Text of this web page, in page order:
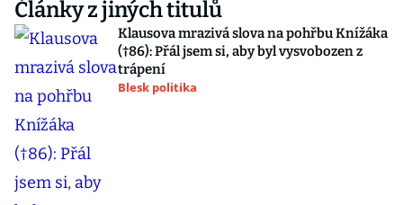
Články z jiných titulů
Klausova mrazivá slova na pohřbu Knížáka
(†86): Přál jsem si, aby byl vysvobozen z
trápení
Blesk politika